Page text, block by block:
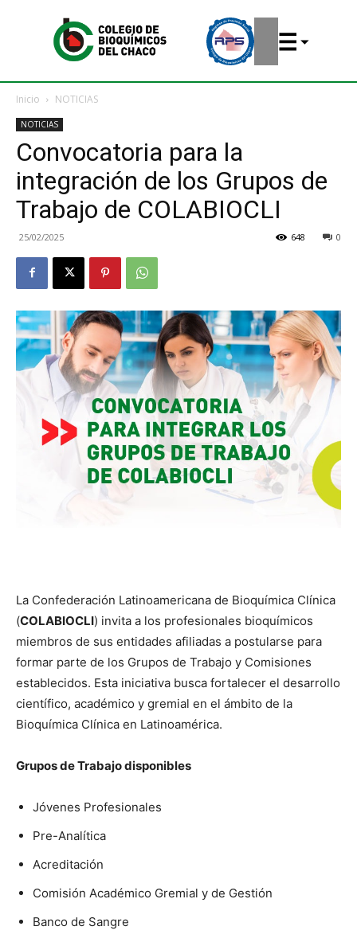
Inicio NOTICIAS
NOTICIAS
Convocatoria para la
integración de los Grupos de
Trabajo de COLABIOCLI
25/02/2025 0
648
La Confederación Latinoamericana de Bioquímica Clínica
(COLABIOCLI) invita a los profesionales bioquímicos
miembros de sus entidades afiliadas a postularse para
formar parte de los Grupos de Trabajo y Comisiones
establecidos. Esta iniciativa busca fortalecer el desarrollo
científico, académico y gremial en el ámbito de la
Bioquímica Clínica en Latinoamérica.
Grupos de Trabajo disponibles
Jóvenes Profesionales
Pre-Analítica
Acreditación
Comisión Académico Gremial y de Gestión
Banco de Sangre